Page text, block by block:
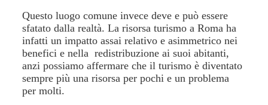
Questo luogo comune invece deve e può essere
sfatato dalla realtà. La risorsa turismo a Roma ha
infatti un impatto assai relativo e asimmetrico nei
benefici e nella redistribuzione ai suoi abitanti,
anzi possiamo affermare che il turismo è diventato
sempre più una risorsa per pochi e un problema
per molti.